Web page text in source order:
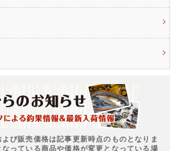
び販売価格は記事更新時点のものとなりま
っている商品や価格が変更となっている場